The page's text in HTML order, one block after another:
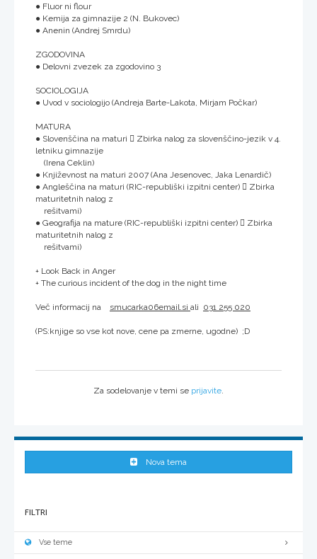
● Fluor ni flour
● Kemija za gimnazije 2 (N. Bukovec)
● Anenin (Andrej Smrdu)
ZGODOVINA
● Delovni zvezek za zgodovino 3
SOCIOLOGIJA
● Uvod v sociologijo (Andreja Barte-Lakota, Mirjam Počkar)
MATURA
● Slovenščina na maturi  Zbirka nalog za slovenščino-jezik v 4.
letniku gimnazije
(Irena Ceklin)
● Književnost na maturi 2007 (Ana Jesenovec, Jaka Lenardič)
● Angleščina na maturi (RIC-republiški izpitni center)  Zbirka
maturitetnih nalog z
rešitvami)
● Geografija na mature (RIC-republiški izpitni center)  Zbirka
maturitetnih nalog z
rešitvami)
+ Look Back in Anger
+ The curious incident of the dog in the night time
Več informacij na smucarka06email.si ali 031 255 020
(PS:knjige so vse kot nove, cene pa zmerne, ugodne) ;D
Za sodelovanje v temi se prijavite
Nova tema
FILTRI
Vse teme